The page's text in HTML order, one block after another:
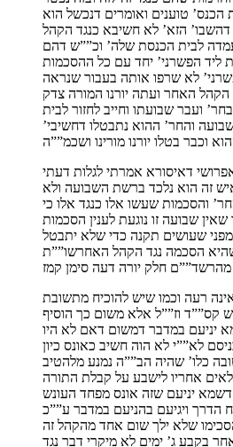
הכנס’ טוענים ואומרים דנכשל הוא
דהשבו’ הזא’ לא חשיבא כנגד הקהל
לבית הכנסת שלה’ וכ””ש דהם
ליד הפשרני’ יחד עם כל ההסכמות
לא שרפו אותה בעבור שנראה
האחר ועתה יורנו המורה צדק
ועבר שבועתו וחייב לחזור לבית
והחר’ ההוא נתבטלו דחשיבי’
דאיסורא אמרתי לגלות דעתי
זה הוא נלכד ברשת השבועה ולא
והסכמות שעשו אלו כנגד אלו כי
שבועה זו נוגעת לענין הסכמות
שעושים תקנה כדי שלא יתבטל
הסכמה נגד הקהל האחרשו””ת
מהרשד””ם חלק יורה דעה סימן קמז
רעה וכמו שיש להוכיח מתשובת
קס””ד וז””ל אלא משום כך הוסיף
יניעם במדבר דמשום דאם לא היו
לא””י לא הוה חשיב כאונס כיון
כלו’ שהיה הב””ה נמנע מלהטיב
אחריו לישבע על קבלת התורה
יניעם שזה אונס מפחד העונש
הדרך ויגיעם בהניעם במדבר ע””כ
שלא ילך שום אחד מהקהל זה
בקבע ג’ ימים לא מיקרי דבר נגד